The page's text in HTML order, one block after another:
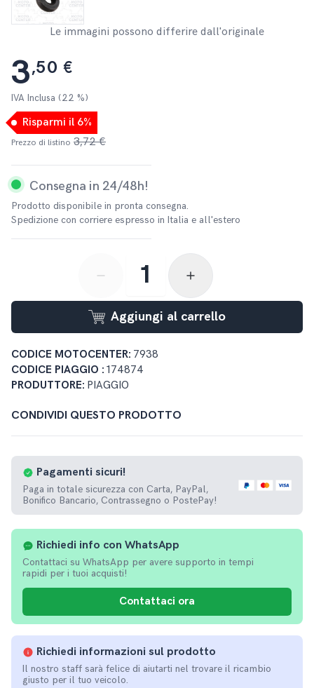
Le immagini possono differire dall'originale
3,50 €
IVA Inclusa (22 %)
Risparmi il 6%
Prezzo di listino 3,72 €
Consegna in 24/48h!
Prodotto disponibile in pronta consegna.
Spedizione con corriere espresso in Italia e all'estero
button-minus button-plus
Aggiungi al carrello
CODICE MOTOCENTER: 7938
CODICE PIAGGIO : 174874
PRODUTTORE: PIAGGIO
CONDIVIDI QUESTO PRODOTTO
Richiedi informazioni sul prodotto
Il nostro staff sarà felice di aiutarti nel trovare il ricambio
giusto per il tuo veicolo.
Richiedi info con WhatsApp
Contattaci su WhatsApp per avere supporto in tempi
rapidi per i tuoi acquisti!
Contattaci ora
Pagamenti sicuri!
Paga in totale sicurezza con Carta, PayPal,
Bonifico Bancario, Contrassegno o PostePay!